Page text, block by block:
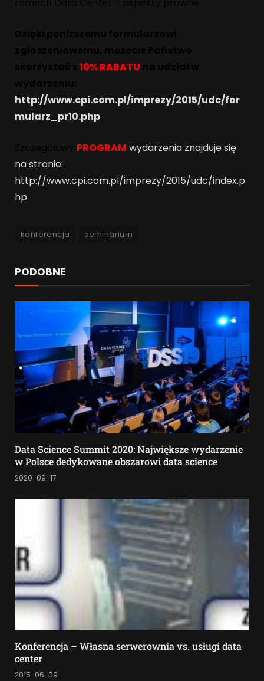
10% RABATU
http://www.cpi.com.pl/imprezy/2015/udc/for
mularz_pr10.php
PROGRAM wydarzenia znajduje się
na stronie:
http://www.cpi.com.pl/imprezy/2015/udc/index.p
hp
konferencja seminarium
PODOBNE
Data Science Summit 2020: Największe wydarzenie
w Polsce dedykowane obszarowi data science
2020-09-17
Konferencja – Własna serwerownia vs. usługi data
center
2015-06-09